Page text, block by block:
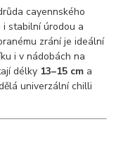
cayennského
stabilní úrodou a
zrání je ideální
i v nádobách na
délky 13–15 cm a
univerzální chilli